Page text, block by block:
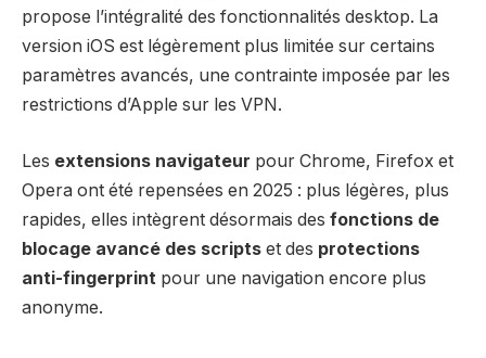
propose l’intégralité des fonctionnalités desktop. La
version iOS est légèrement plus limitée sur certains
paramètres avancés, une contrainte imposée par les
restrictions d’Apple sur les VPN.
Les extensions navigateur pour Chrome, Firefox et
Opera ont été repensées en 2025 : plus légères, plus
rapides, elles intègrent désormais des fonctions de
blocage avancé des scripts et des protections
anti-fingerprint pour une navigation encore plus
anonyme.